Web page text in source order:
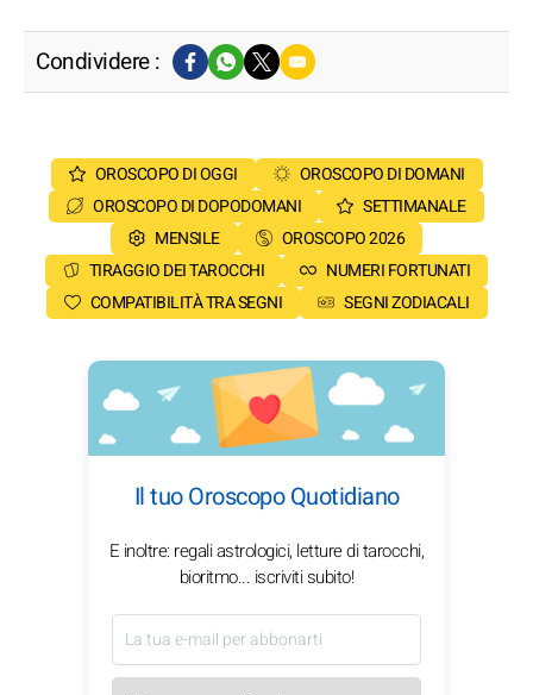
Condividere :
OROSCOPO DI OGGI
OROSCOPO DI DOMANI
OROSCOPO DI DOPODOMANI
SETTIMANALE
MENSILE
OROSCOPO 2026
TIRAGGIO DEI TAROCCHI
NUMERI FORTUNATI
COMPATIBILITÀ TRA SEGNI
SEGNI ZODIACALI
Il tuo Oroscopo Quotidiano
E inoltre: regali astrologici, letture di tarocchi,
bioritmo... iscriviti subito!